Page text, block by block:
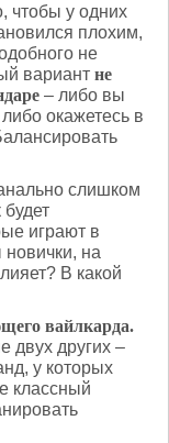
чтобы у одних
плохим,
не
вариант не
– либо вы
окажетесь в
слишком
играют в
новички, на
В какой
вайлкарда.
двух других –
у которых
классный